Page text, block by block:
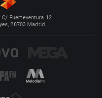
C/ Fuerteventura 12
28703 Madrid